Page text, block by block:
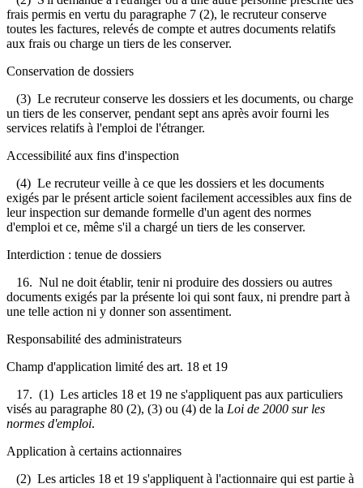
frais permis en vertu du paragraphe 7 (2), le recruteur conserve
toutes les factures, relevés de compte et autres documents relatifs
aux frais ou charge un tiers de les conserver.
Conservation de dossiers
(3) Le recruteur conserve les dossiers et les documents, ou charge
un tiers de les conserver, pendant sept ans après avoir fourni les
services relatifs à l'emploi de l'étranger.
Accessibilité aux fins d'inspection
(4) Le recruteur veille à ce que les dossiers et les documents
exigés par le présent article soient facilement accessibles aux fins de
leur inspection sur demande formelle d'un agent des normes
d'emploi et ce, même s'il a chargé un tiers de les conserver.
Interdiction : tenue de dossiers
16. Nul ne doit établir, tenir ni produire des dossiers ou autres
documents exigés par la présente loi qui sont faux, ni prendre part à
une telle action ni y donner son assentiment.
Responsabilité des administrateurs
Champ d'application limité des art. 18 et 19
17. (1) Les articles 18 et 19 ne s'appliquent pas aux particuliers
visés au paragraphe 80 (2), (3) ou (4) de la Loi de 2000 sur les
normes d'emploi.
Application à certains actionnaires
(2) Les articles 18 et 19 s'appliquent à l'actionnaire qui est partie à